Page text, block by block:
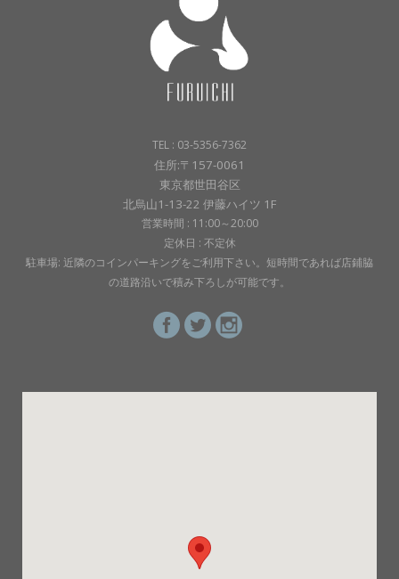
TEL : 03-5356-7362
住所:〒157-0061
東京都世田谷区
北烏山1-13-22 伊藤ハイツ 1F
営業時間 : 11:00～20:00
定休日 : 不定休
駐車場: 近隣のコインパーキングをご利用下さい。短時間であれば店鋪脇
の道路沿いで積み下ろしが可能です。